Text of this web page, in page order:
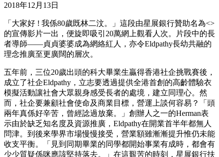
2018年12月13日
「大家好 ! 我係80歲既林二汶。」這段由星展銀行贊助名為<>
的宣傳影片一出，便旋即吸引20萬網上觀看人次。片段中的長
者導師——貞貞婆婆成為網絡紅人，亦令Eldpathy長幼共融的
理念推廣至更廣闊的層次。
五年前，三位20歲出頭的科大畢業生贏得香港社企挑戰賽後，
成立了社企Eldpathy，立志要透過提供全港首創的高齡體驗衣
模擬活動讓社會大眾親身感受長者的處境，建立同理心。然
而，社企要兼顧社會使命及商業目標，營運上談何容易？「頭
兩年真係好辛苦，曾經諗過放棄。」創辦人之一的Herman表
示由於缺乏知名度及資源推廣，Eldpathy在開業首半年都無人
問津。到後來學界市場慢慢接受，營業額雖漸漸提升惟仍未能
收支平衡。「見到同期畢業的同學都開始事業有成時，都會有
少少質疑係咪應該堅持落去。」在這艱苦的時刻，星展銀行扶